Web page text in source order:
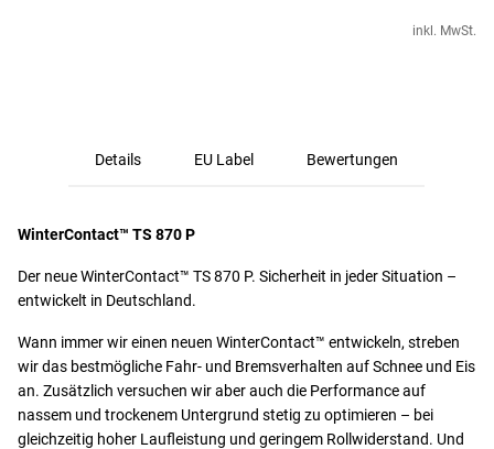
inkl. MwSt.
Details EU Label Bewertungen
WinterContact™ TS 870 P
Der neue WinterContact™ TS 870 P. Sicherheit in jeder Situation –
entwickelt in Deutschland.
Wann immer wir einen neuen WinterContact™ entwickeln, streben
wir das bestmögliche Fahr- und Bremsverhalten auf Schnee und Eis
an. Zusätzlich versuchen wir aber auch die Performance auf
nassem und trockenem Untergrund stetig zu optimieren – bei
gleichzeitig hoher Laufleistung und geringem Rollwiderstand. Und